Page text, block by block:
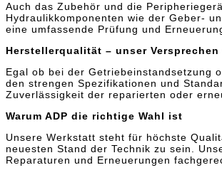
Auch das Zubehör und die
Hydraulikkomponenten wie der Geber-
eine umfassende Prüfung und
Herstellerqualität – unser Versprechen
Egal ob bei der Getriebeinstandsetzung
den strengen Spezifikationen und
Zuverlässigkeit der reparierten oder
Warum ADP die richtige Wahl ist
Unsere Werkstatt steht für höchste
neuesten Stand der Technik zu sein.
Reparaturen und Erneuerungen